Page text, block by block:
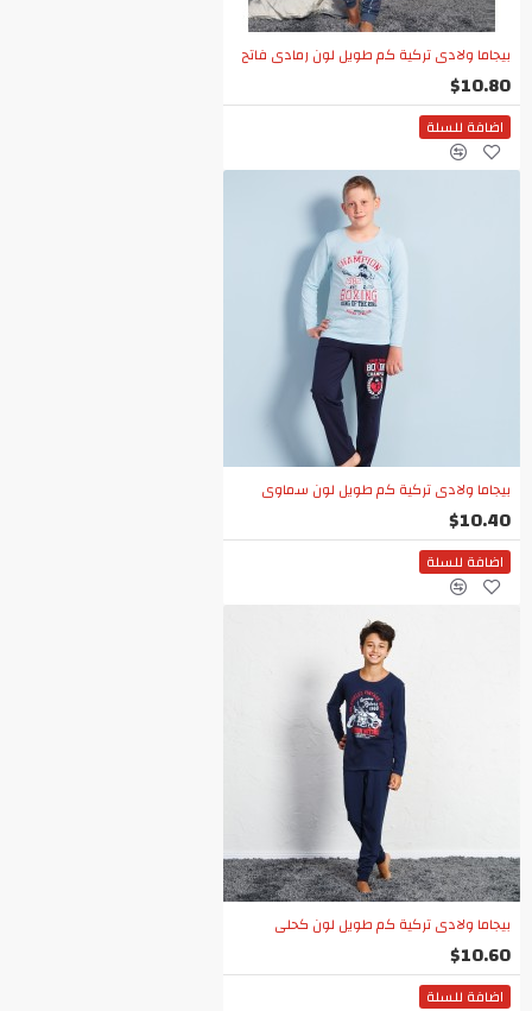
بيجاما ولادي تركية كم طويل لون رمادي فاتح
$10.80
اضافة للسلة
بيجاما ولادي تركية كم طويل لون سماوي
$10.40
اضافة للسلة
بيجاما ولادي تركية كم طويل لون كحلي
$10.60
اضافة للسلة